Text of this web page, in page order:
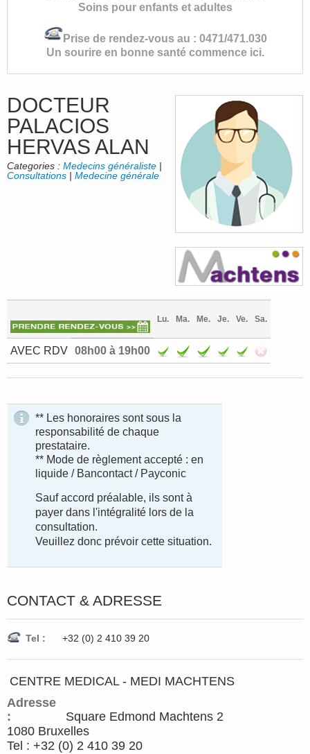
Soins pour enfants et adultes
Prise de rendez-vous au : 0471/471.030
Un sourire en bonne santé commence ici.
DOCTEUR
PALACIOS
HERVAS ALAN
Categories : Medecins généraliste |
Consultations | Medecine générale
Lu. Ma. Me. Je. Ve. Sa.
AVEC RDV 08h00 à 19h00
** Les honoraires sont sous la
responsabilité de chaque
prestataire.
** Mode de règlement accepté : en
liquide / Bancontact / Payconic
Sauf accord préalable, ils sont à
payer dans l'intégralité lors de la
consultation.
Veuillez donc prévoir cette situation.
CONTACT & ADRESSE
Tel : +32 (0) 2 410 39 20
CENTRE MEDICAL - MEDI MACHTENS
Adresse
:
Square Edmond Machtens 2
1080 Bruxelles
Tel : +32 (0) 2 410 39 20